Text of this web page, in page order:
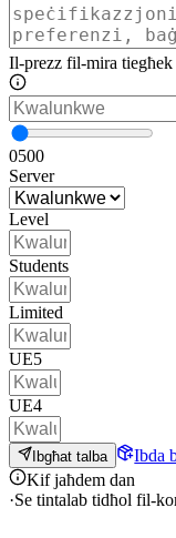
Il-prezz fil-mira tiegħek
0500
Server
Level
Students
Limited
UE5
UE4
Ibgħat talba
Ibda
Kif jaħdem dan
·Se tintalab tidħol fil-